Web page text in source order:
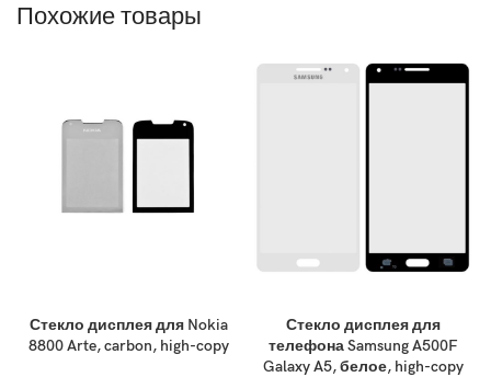
Похожие товары
Стекло дисплея для Nokia
8800 Arte, carbon, high-copy
Стекло дисплея для
телефона Samsung A500F
Galaxy A5, белое, high-copy